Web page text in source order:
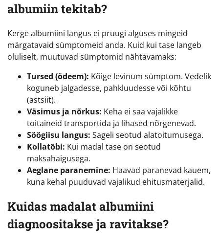
albumiin tekitab?
Kerge albumiini langus ei pruugi alguses mingeid
märgatavaid sümptomeid anda. Kuid kui tase langeb
oluliselt, muutuvad sümptomid nähtavamaks:
Tursed (ödeem): Kõige levinum sümptom. Vedelik
koguneb jalgadesse, pahkluudesse või kõhtu
(astsiit).
Väsimus ja nõrkus: Keha ei saa vajalikke
toitaineid transportida ja lihased nõrgenevad.
Söögiisu langus: Sageli seotud alatoitumusega.
Kollatõbi: Kui madal tase on seotud
maksahaigusega.
Aeglane paranemine: Haavad paranevad kauem,
kuna kehal puuduvad vajalikud ehitusmaterjalid.
Kuidas madalat albumiini
diagnoositakse ja ravitakse?